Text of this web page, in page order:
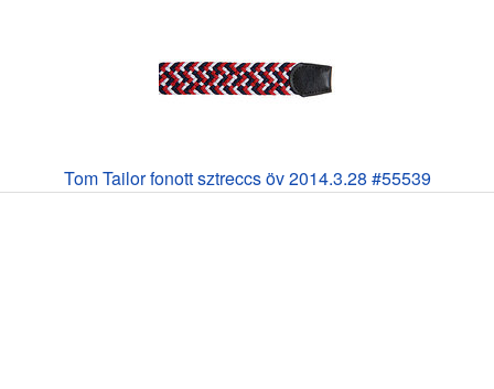
Tom Tailor fonott sztreccs öv 2014.3.28 #55539